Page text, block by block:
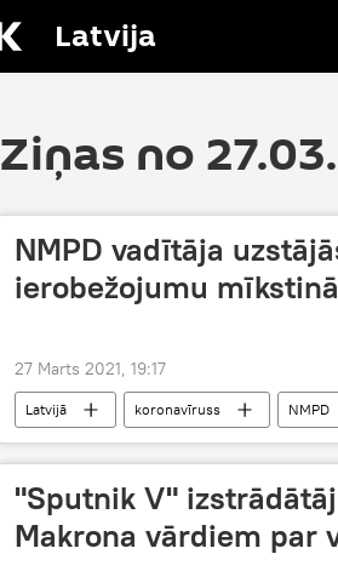
Latvija
Ziņas no
NMPD vadītāja
ierobežojumu
27 Marts 2021, 19:17
Latvijā koronavīruss NMPD
"Sputnik V"
Makrona vārdiem par